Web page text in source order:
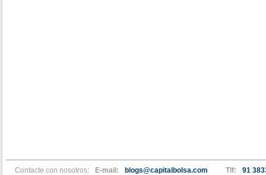
Contacte con nosotros: E-mail: blogs@capitalbolsa.com Tlf: 91